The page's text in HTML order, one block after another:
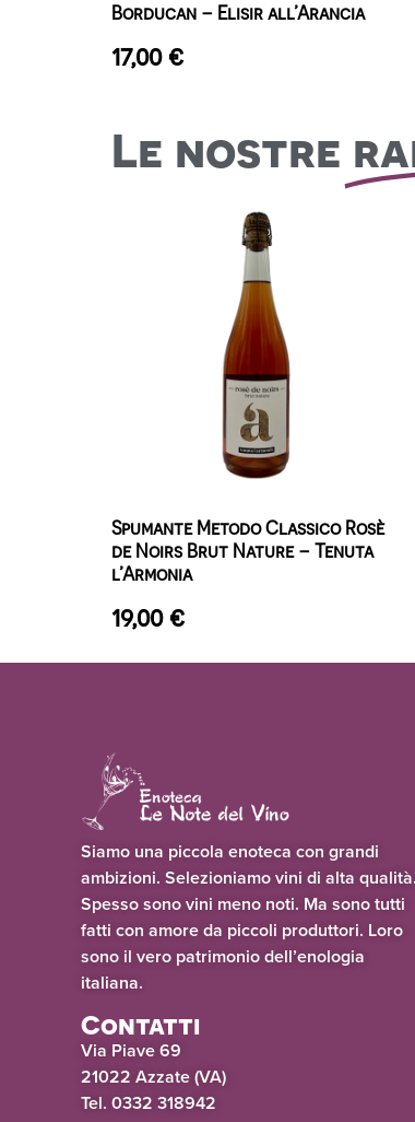
Borducan – Elisir all’Arancia
17,00€
Le nostre
Spumante Metodo Classico Rosè
de Noirs Brut Nature – Tenuta
l’Armonia
19,00€
Siamo una piccola enoteca con grandi
ambizioni. Selezioniamo vini di alta qualità.
Spesso sono vini meno noti. Ma sono tutti
fatti con amore da piccoli produttori. Loro
sono il vero patrimonio dell’enologia
italiana.
Contatti
Via Piave 69
21022 Azzate (VA)
Tel. 0332 318942